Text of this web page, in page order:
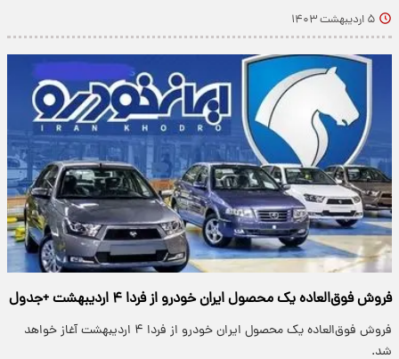
۵ اردیبهشت ۱۴۰۳
فروش فوق‌‌العاده یک محصول ایران خودرو از فردا ۴ اردیبهشت +جدول
فروش فوق‌‌العاده یک محصول ایران خودرو از فردا ۴ اردیبهشت آغاز خواهد
شد.